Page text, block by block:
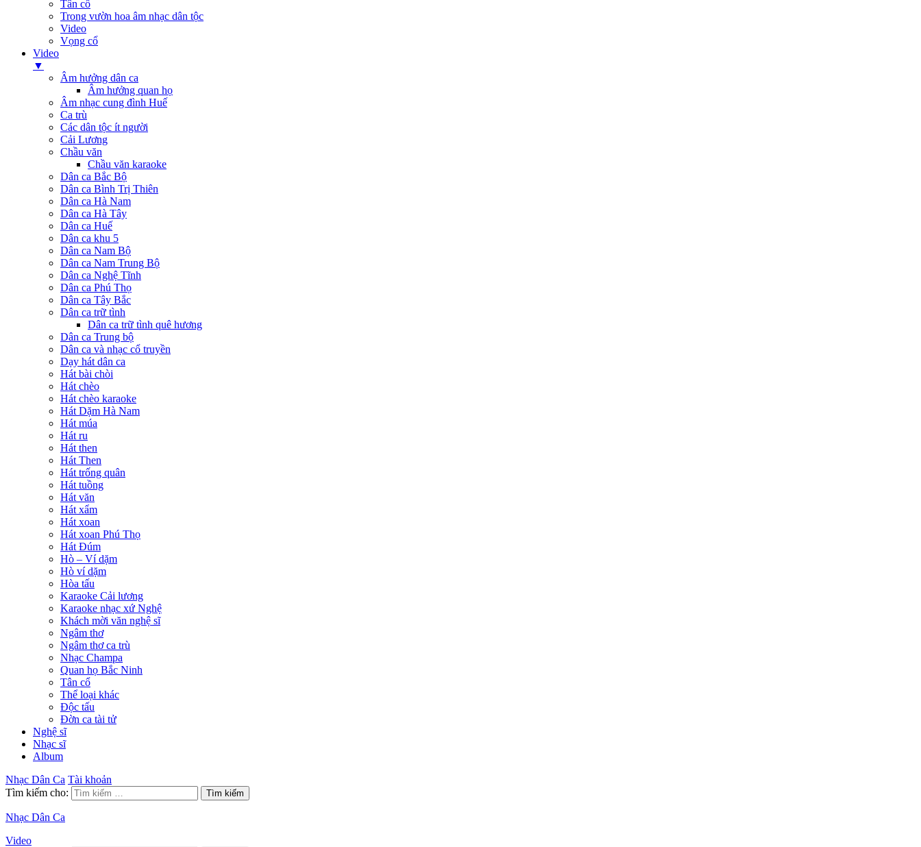
Tân cổ
Trong vườn hoa âm nhạc dân tộc
Video
Vọng cổ
Video
▼
Âm hưởng dân ca
Âm hưởng quan họ
Âm nhạc cung đình Huế
Ca trù
Các dân tộc ít người
Cải Lương
Chầu văn
Chầu văn karaoke
Dân ca Bắc Bộ
Dân ca Bình Trị Thiên
Dân ca Hà Nam
Dân ca Hà Tây
Dân ca Huế
Dân ca khu 5
Dân ca Nam Bộ
Dân ca Nam Trung Bộ
Dân ca Nghệ Tĩnh
Dân ca Phú Thọ
Dân ca Tây Bắc
Dân ca trữ tình
Dân ca trữ tình quê hương
Dân ca Trung bộ
Dân ca và nhạc cổ truyền
Dạy hát dân ca
Hát bài chòi
Hát chèo
Hát chèo karaoke
Hát Dặm Hà Nam
Hát múa
Hát ru
Hát then
Hát Then
Hát trống quân
Hát tuồng
Hát văn
Hát xẩm
Hát xoan
Hát xoan Phú Thọ
Hát Đúm
Hò – Ví dặm
Hò ví dặm
Hòa tấu
Karaoke Cải lương
Karaoke nhạc xứ Nghệ
Khách mời văn nghệ sĩ
Ngâm thơ
Ngâm thơ ca trù
Nhạc Champa
Quan họ Bắc Ninh
Tân cổ
Thể loại khác
Độc tấu
Đờn ca tài tử
Nghệ sĩ
Nhạc sĩ
Album
Nhạc Dân Ca Tài khoản
Tìm kiếm cho:
Nhạc Dân Ca
Video